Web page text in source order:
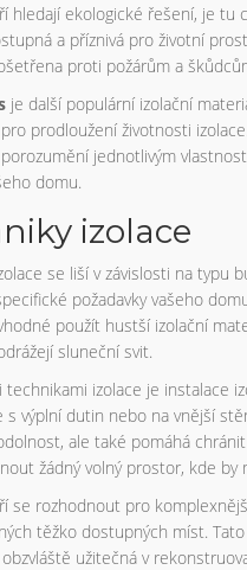
hledají ekologické řešení, je tu
a příznivá pro životní
proti požárům a
je další populární izolační
prodloužení životnosti
jednotlivým
domu.
izolace
se liší v závislosti na typu
požadavky vašeho
použít hustší izolační
sluneční svit.
technikami izolace je instalace
s výplní dutin nebo na vnější
ale také pomáhá
žádný volný prostor, kde by
se rozhodnout pro
těžko dostupných míst.
užitečná v